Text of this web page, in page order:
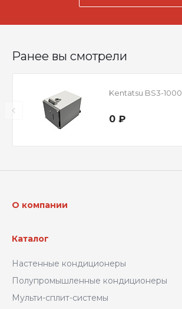
Ранее вы смотрели
Kentatsu BS3-1000
0 ₽
О компании
Каталог
Настенные кондиционеры
Полупромышленные кондиционеры
Мульти-сплит-системы